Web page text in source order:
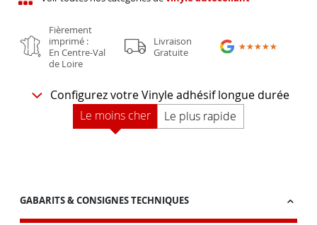
Fièrement
imprimé :
En Centre-Val
de Loire
Livraison
Gratuite
★★★★★
★★★★★
Configurez votre Vinyle adhésif longue durée
Le moins cher
Le plus rapide
GABARITS & CONSIGNES TECHNIQUES